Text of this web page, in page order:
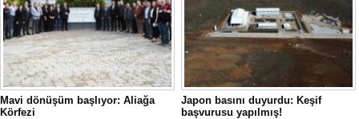
Mavi dönüşüm başlıyor: Aliağa
Körfezi
Japon basını duyurdu: Keşif
başvurusu yapılmış!